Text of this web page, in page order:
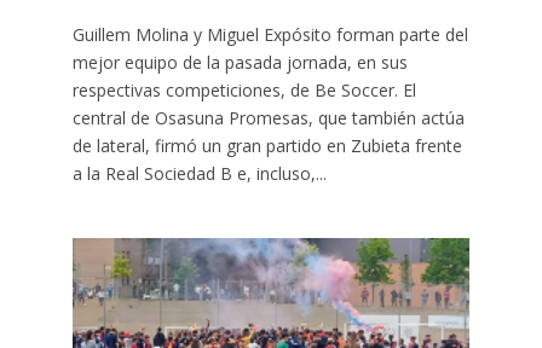
Guillem Molina y Miguel Expósito forman parte del
mejor equipo de la pasada jornada, en sus
respectivas competiciones, de Be Soccer. El
central de Osasuna Promesas, que también actúa
de lateral, firmó un gran partido en Zubieta frente
a la Real Sociedad B e, incluso,...